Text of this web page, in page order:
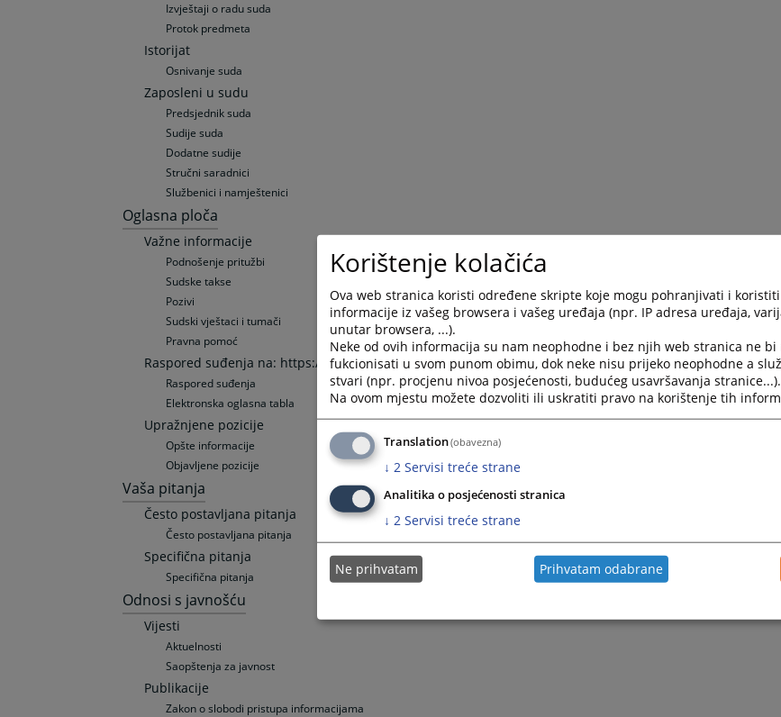
Izvještaji o radu suda
Protok predmeta
Istorijat
Osnivanje suda
Zaposleni u sudu
Predsjednik suda
Sudije suda
Dodatne sudije
Stručni saradnici
Službenici i namještenici
Oglasna ploča
Važne informacije
Podnošenje pritužbi
Sudske takse
Pozivi
Sudski vještaci i tumači
Pravna pomoć
Raspored suđenja na: https://ossud-srebrenica.pravosudje.ba/vstvfo/S/82/rocista
Raspored suđenja
Elektronska oglasna tabla
Upražnjene pozicije
Opšte informacije
Objavljene pozicije
Vaša pitanja
Često postavljana pitanja
Često postavljana pitanja
Specifična pitanja
Specifična pitanja
Odnosi s javnošću
Vijesti
Aktuelnosti
Saopštenja za javnost
Publikacije
Zakon o slobodi pristupa informacijama
Korištenje kolačića
Ova web stranica koristi određene skripte koje mogu pohranjivati i
informacije iz vašeg browsera i vašeg uređaja (npr. IP adresa uređaja,
unutar browsera, ...).
Neke od ovih informacija su nam neophodne i bez njih web stranica ne bi
fukcionisati u svom punom obimu, dok neke nisu prijeko neophodne a
stvari (npr. procjenu nivoa posjećenosti, budućeg usavršavanja stranice...).
Na ovom mjestu možete dozvoliti ili uskratiti pravo na korištenje tih
Translation(obavezna)
↓ 2 Servisi treće strane
Analitika o posjećenosti stranica
↓ 2 Servisi treće strane
Ne prihvatam Prihvatam odabrane